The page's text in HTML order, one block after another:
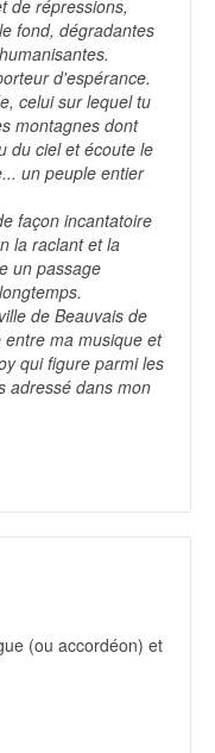
de répressions,
fond, dégradantes
d'espérance.
celui sur lequel tu
montagnes dont
du ciel et écoute le
un peuple entier
façon incantatoire
la raclant et la
un passage
de Beauvais de
ma musique et
qui figure parmi les
adressé dans mon
(ou accordéon) et